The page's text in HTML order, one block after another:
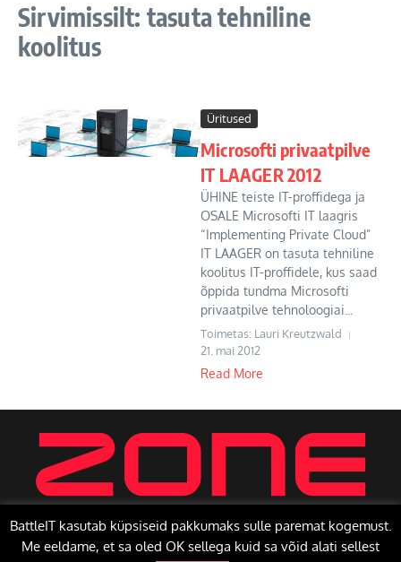
Sirvimissilt: tasuta tehniline
koolitus
Üritused
Microsofti privaatpilve
IT LAAGER 2012
ÜHINE teiste IT-proffidega ja
OSALE Microsofti IT laagris
“Implementing Private Cloud”
IT LAAGER on tasuta tehniline
koolitus IT-proffidele, kus saad
õppida tundma Microsofti
privaatpilve tehnoloogiai...
Toimetas: Lauri Kreutzwald
21. mai 2012
Read More
BattleIT kasutab küpsiseid pakkumaks sulle paremat kogemust.
Me eeldame, et sa oled OK sellega kuid sa võid alati sellest